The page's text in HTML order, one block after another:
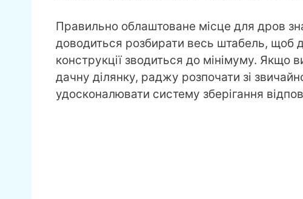
Правильно облаштоване місце для дров
доводиться розбирати весь штабель, щоб
конструкції зводиться до мінімуму. Якщо
дачну ділянку, раджу розпочати зі
удосконалювати систему зберігання